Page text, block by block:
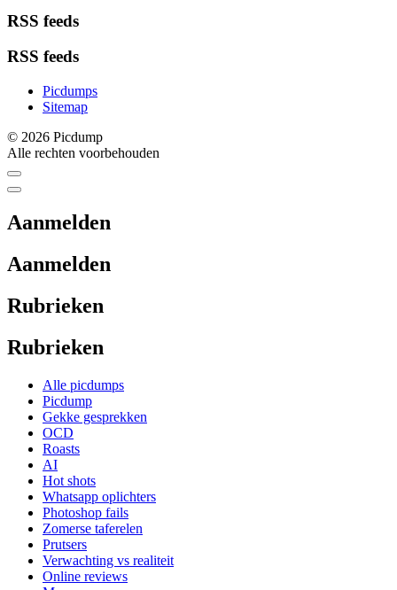
RSS feeds
RSS feeds
Picdumps
Sitemap
© 2026 Picdump
Alle rechten voorbehouden
Aanmelden
Aanmelden
Rubrieken
Rubrieken
Alle picdumps
Picdump
Gekke gesprekken
OCD
Roasts
AI
Hot shots
Whatsapp oplichters
Photoshop fails
Zomerse taferelen
Prutsers
Verwachting vs realiteit
Online reviews